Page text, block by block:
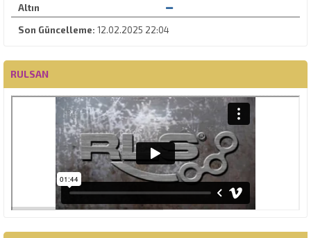
Altın
Son Güncelleme: 12.02.2025 22:04
RULSAN